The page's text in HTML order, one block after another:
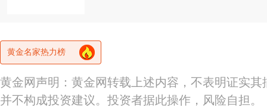
黄金名家热力榜
黄金网声明：黄金网转载上述内容，不表明证实
并不构成投资建议。投资者据此操作，风险自担。